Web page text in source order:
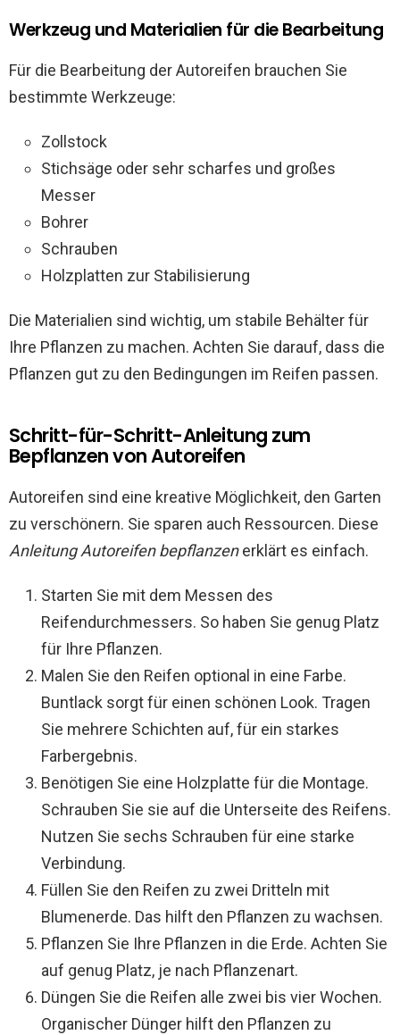
Werkzeug und Materialien für die Bearbeitung
Für die Bearbeitung der Autoreifen brauchen Sie
bestimmte Werkzeuge:
Zollstock
Stichsäge oder sehr scharfes und großes
Messer
Bohrer
Schrauben
Holzplatten zur Stabilisierung
Die Materialien sind wichtig, um stabile Behälter für
Ihre Pflanzen zu machen. Achten Sie darauf, dass die
Pflanzen gut zu den Bedingungen im Reifen passen.
Schritt-für-Schritt-Anleitung zum
Bepflanzen von Autoreifen
Autoreifen sind eine kreative Möglichkeit, den Garten
zu verschönern. Sie sparen auch Ressourcen. Diese
Anleitung Autoreifen bepflanzenerklärt es einfach.
Starten Sie mit dem Messen des
Reifendurchmessers. So haben Sie genug Platz
für Ihre Pflanzen.
Malen Sie den Reifen optional in eine Farbe.
Buntlack sorgt für einen schönen Look. Tragen
Sie mehrere Schichten auf, für ein starkes
Farbergebnis.
Benötigen Sie eine Holzplatte für die Montage.
Schrauben Sie sie auf die Unterseite des Reifens.
Nutzen Sie sechs Schrauben für eine starke
Verbindung.
Füllen Sie den Reifen zu zwei Dritteln mit
Blumenerde. Das hilft den Pflanzen zu wachsen.
Pflanzen Sie Ihre Pflanzen in die Erde. Achten Sie
auf genug Platz, je nach Pflanzenart.
Düngen Sie die Reifen alle zwei bis vier Wochen.
Organischer Dünger hilft den Pflanzen zu